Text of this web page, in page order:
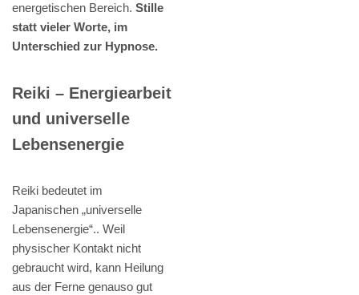
energetischen Bereich. Stille
statt vieler Worte, im
Unterschied zur Hypnose.
Reiki – Energiearbeit
und universelle
Lebensenergie
Reiki bedeutet im
Japanischen „universelle
Lebensenergie“.. Weil
physischer Kontakt nicht
gebraucht wird, kann Heilung
aus der Ferne genauso gut